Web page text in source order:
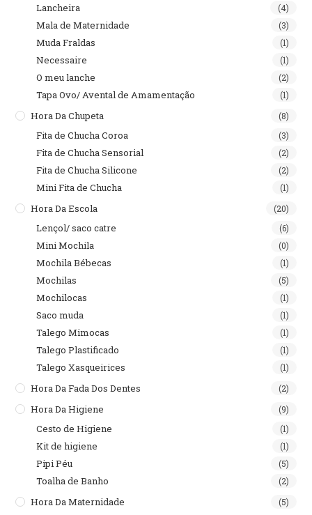
Lancheira (4)
Mala de Maternidade (3)
Muda Fraldas (1)
Necessaire (1)
O meu lanche (2)
Tapa Ovo/ Avental de Amamentação (1)
Hora Da Chupeta (8)
Fita de Chucha Coroa (3)
Fita de Chucha Sensorial (2)
Fita de Chucha Silicone (2)
Mini Fita de Chucha (1)
Hora Da Escola (20)
Lençol/ saco catre (6)
Mini Mochila (0)
Mochila Bébecas (1)
Mochilas (5)
Mochilocas (1)
Saco muda (1)
Talego Mimocas (1)
Talego Plastificado (1)
Talego Xasqueirices (1)
Hora Da Fada Dos Dentes (2)
Hora Da Higiene (9)
Cesto de Higiene (1)
Kit de higiene (1)
Pipi Péu (5)
Toalha de Banho (2)
Hora Da Maternidade (5)